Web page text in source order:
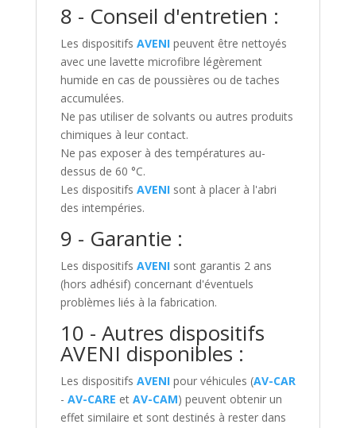
8 - Conseil d'entretien :
Les dispositifs AVENIpeuvent être nettoyés
avec une lavette microfibre légèrement
humide en cas de poussières ou de taches
accumulées.
Ne pas utiliser de solvants ou autres produits
chimiques à leur contact.
Ne pas exposer à des températures au-
dessus de 60 °C.
Les dispositifs AVENIsont à placer à l'abri
des intempéries.
9 - Garantie :
Les dispositifs AVENIsont garantis 2 ans
(hors adhésif) concernant d'éventuels
problèmes liés à la fabrication.
10 - Autres dispositifs
AVENI disponibles :
Les dispositifs AVENIpour véhicules (AV-CAR
- AV-CARE et AV-CAM) peuvent obtenir un
effet similaire et sont destinés à rester dans